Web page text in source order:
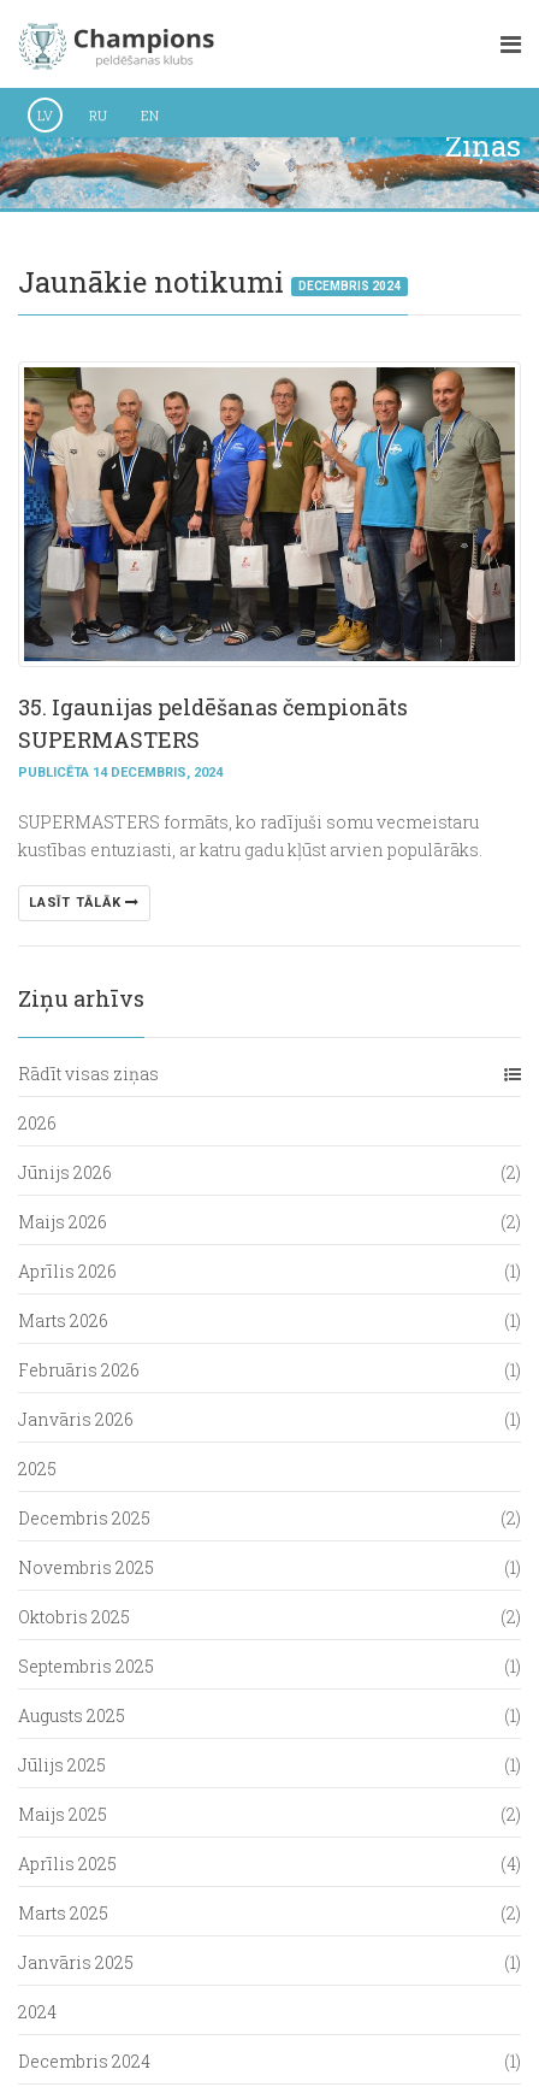
LV RU EN
Ziņas
Jaunākie notikumi DECEMBRIS 2024
35. Igaunijas peldēšanas čempionāts
SUPERMASTERS
PUBLICĒTA 14 DECEMBRIS, 2024
SUPERMASTERS formāts, ko radījuši somu vecmeistaru
kustības entuziasti, ar katru gadu kļūst arvien populārāks.
LASĪT TĀLĀK
Ziņu arhīvs
Rādīt visas ziņas
2026
Jūnijs 2026 (2)
Maijs 2026 (2)
Aprīlis 2026 (1)
Marts 2026 (1)
Februāris 2026 (1)
Janvāris 2026 (1)
2025
Decembris 2025 (2)
Novembris 2025 (1)
Oktobris 2025 (2)
Septembris 2025 (1)
Augusts 2025 (1)
Jūlijs 2025 (1)
Maijs 2025 (2)
Aprīlis 2025 (4)
Marts 2025 (2)
Janvāris 2025 (1)
2024
Decembris 2024 (1)